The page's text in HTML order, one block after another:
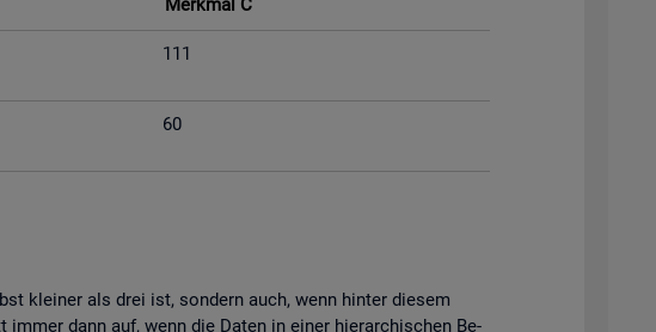
Merk­mal C
111
60
klei­ner als drei ist, son­dern auch, wenn hin­ter die­sem
dann auf, wenn die Daten in einer hier­ar­chi­schen Be­